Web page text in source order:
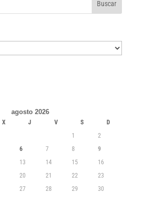
agosto 2026
X J V S
D
1
2
6 7 8
9
13 14 15
16
20 21 22
23
27 28 29
30